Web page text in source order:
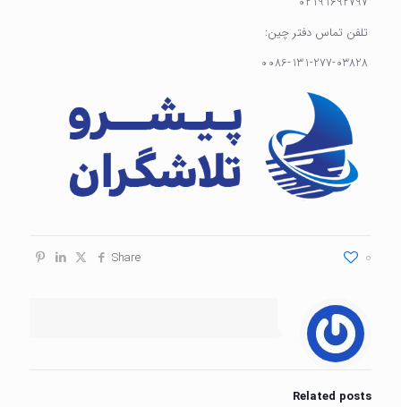
تلفن تماس دفتر چین:
0086-131-277-03828
Share 0
Related posts